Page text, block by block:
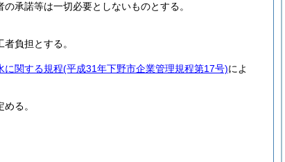
承諾等は一切必要としないものとする。
負担とする。
に関する規程(平成31年下野市企業管理規程第17号)によ
る。